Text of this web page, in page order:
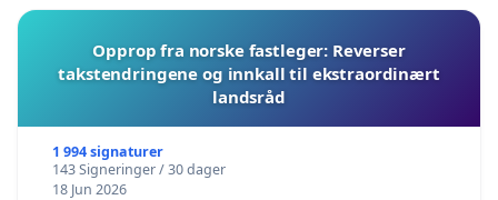
Opprop fra norske fastleger: Reverser
takstendringene og innkall til ekstraordinært
landsråd
1 994 signaturer
143 Signeringer / 30 dager
18 Jun 2026